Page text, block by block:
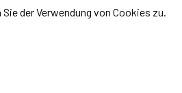
der Verwendung von Cookies zu.